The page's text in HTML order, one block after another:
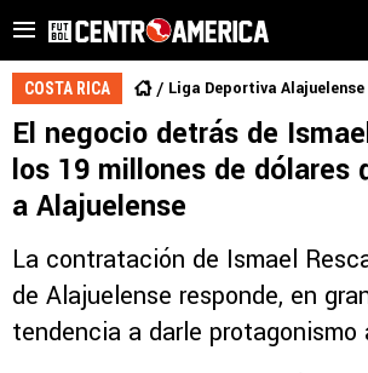
COSTA RICA Liga Deportiva Alajuelense
El negocio detrás de
los 19 millones de dólares
a Alajuelense
La contratación de Ismael
de Alajuelense responde, en
tendencia a darle protagonismo